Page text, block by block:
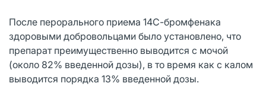
После перорального приема 14С-бромфенака
здоровыми добровольцами было установлено, что
препарат преимущественно выводится с мочой
(около 82% введенной дозы), в то время как с калом
выводится порядка 13% введенной дозы.